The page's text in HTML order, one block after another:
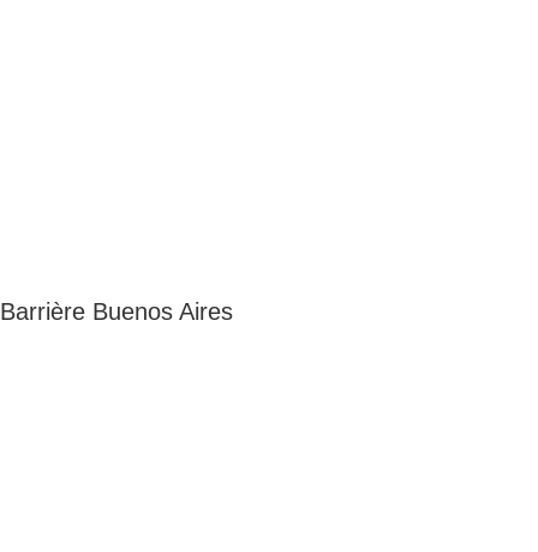
Barrière Buenos Aires